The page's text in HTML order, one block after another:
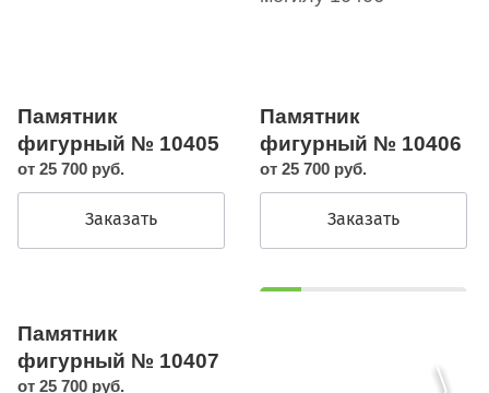
Памятник
фигурный № 10405
от 25 700 руб.
Заказать
Памятник
фигурный № 10406
от 25 700 руб.
Заказать
Памятник
фигурный № 10407
от 25 700 руб.